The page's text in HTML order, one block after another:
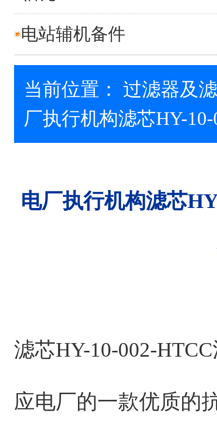
电站辅机备件
当前位置： 过滤器及
厂执行机构滤芯HY-
电厂执行机构滤芯
滤芯HY-10-002-
应电厂的一款优质的